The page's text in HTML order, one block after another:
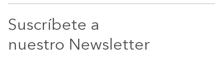
Suscríbete a
nuestro Newsletter